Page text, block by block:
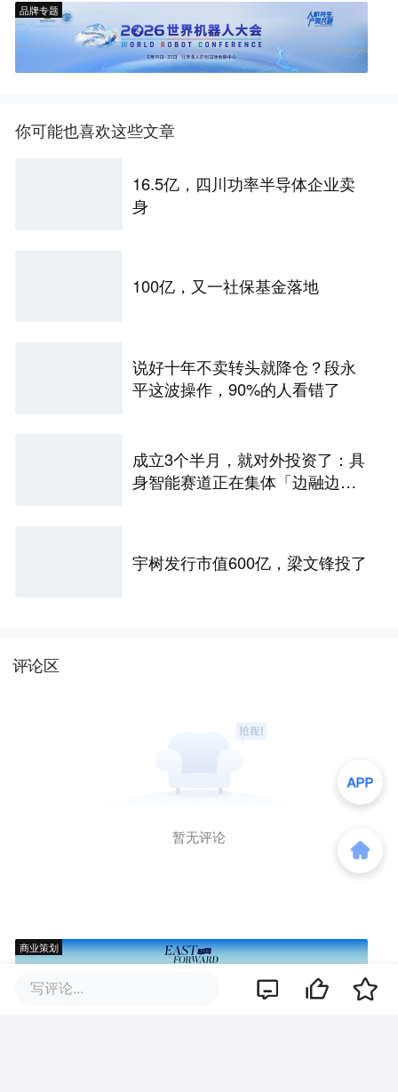
品牌专题
你可能也喜欢这些文章
16.5亿，四川功率半导体企业卖
身
100亿，又一社保基金落地
说好十年不卖转头就降仓？段永
平这波操作，90%的人看错了
成立3个半月，就对外投资了：具
身智能赛道正在集体「边融边
宇树发行市值600亿，梁文锋投了
评论区
暂无评论
商业策划
写评论...